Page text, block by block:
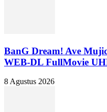
BanG Dream! Ave
WEB-DL FullMovie
8 Agustus 2026